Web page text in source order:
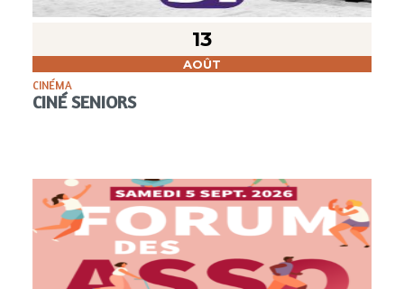
13
AOÛT
CINÉMA
CINÉ SENIORS